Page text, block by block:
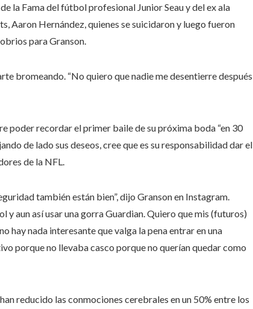
la Fama del fútbol profesional Junior Seau y del ex ala
Aaron Hernández, quienes se suicidaron y luego fueron
para Granson.
bromeando. “No quiero que nadie me desentierre después
poder recordar el primer baile de su próxima boda “en 30
de lado sus deseos, cree que es su responsabilidad dar el
de la NFL.
también están bien”, dijo Granson en Instagram.
y aun así usar una gorra Guardian. Quiero que mis (futuros)
hay nada interesante que valga la pena entrar en una
porque no llevaba casco porque no querían quedar como
reducido las conmociones cerebrales en un 50% entre los